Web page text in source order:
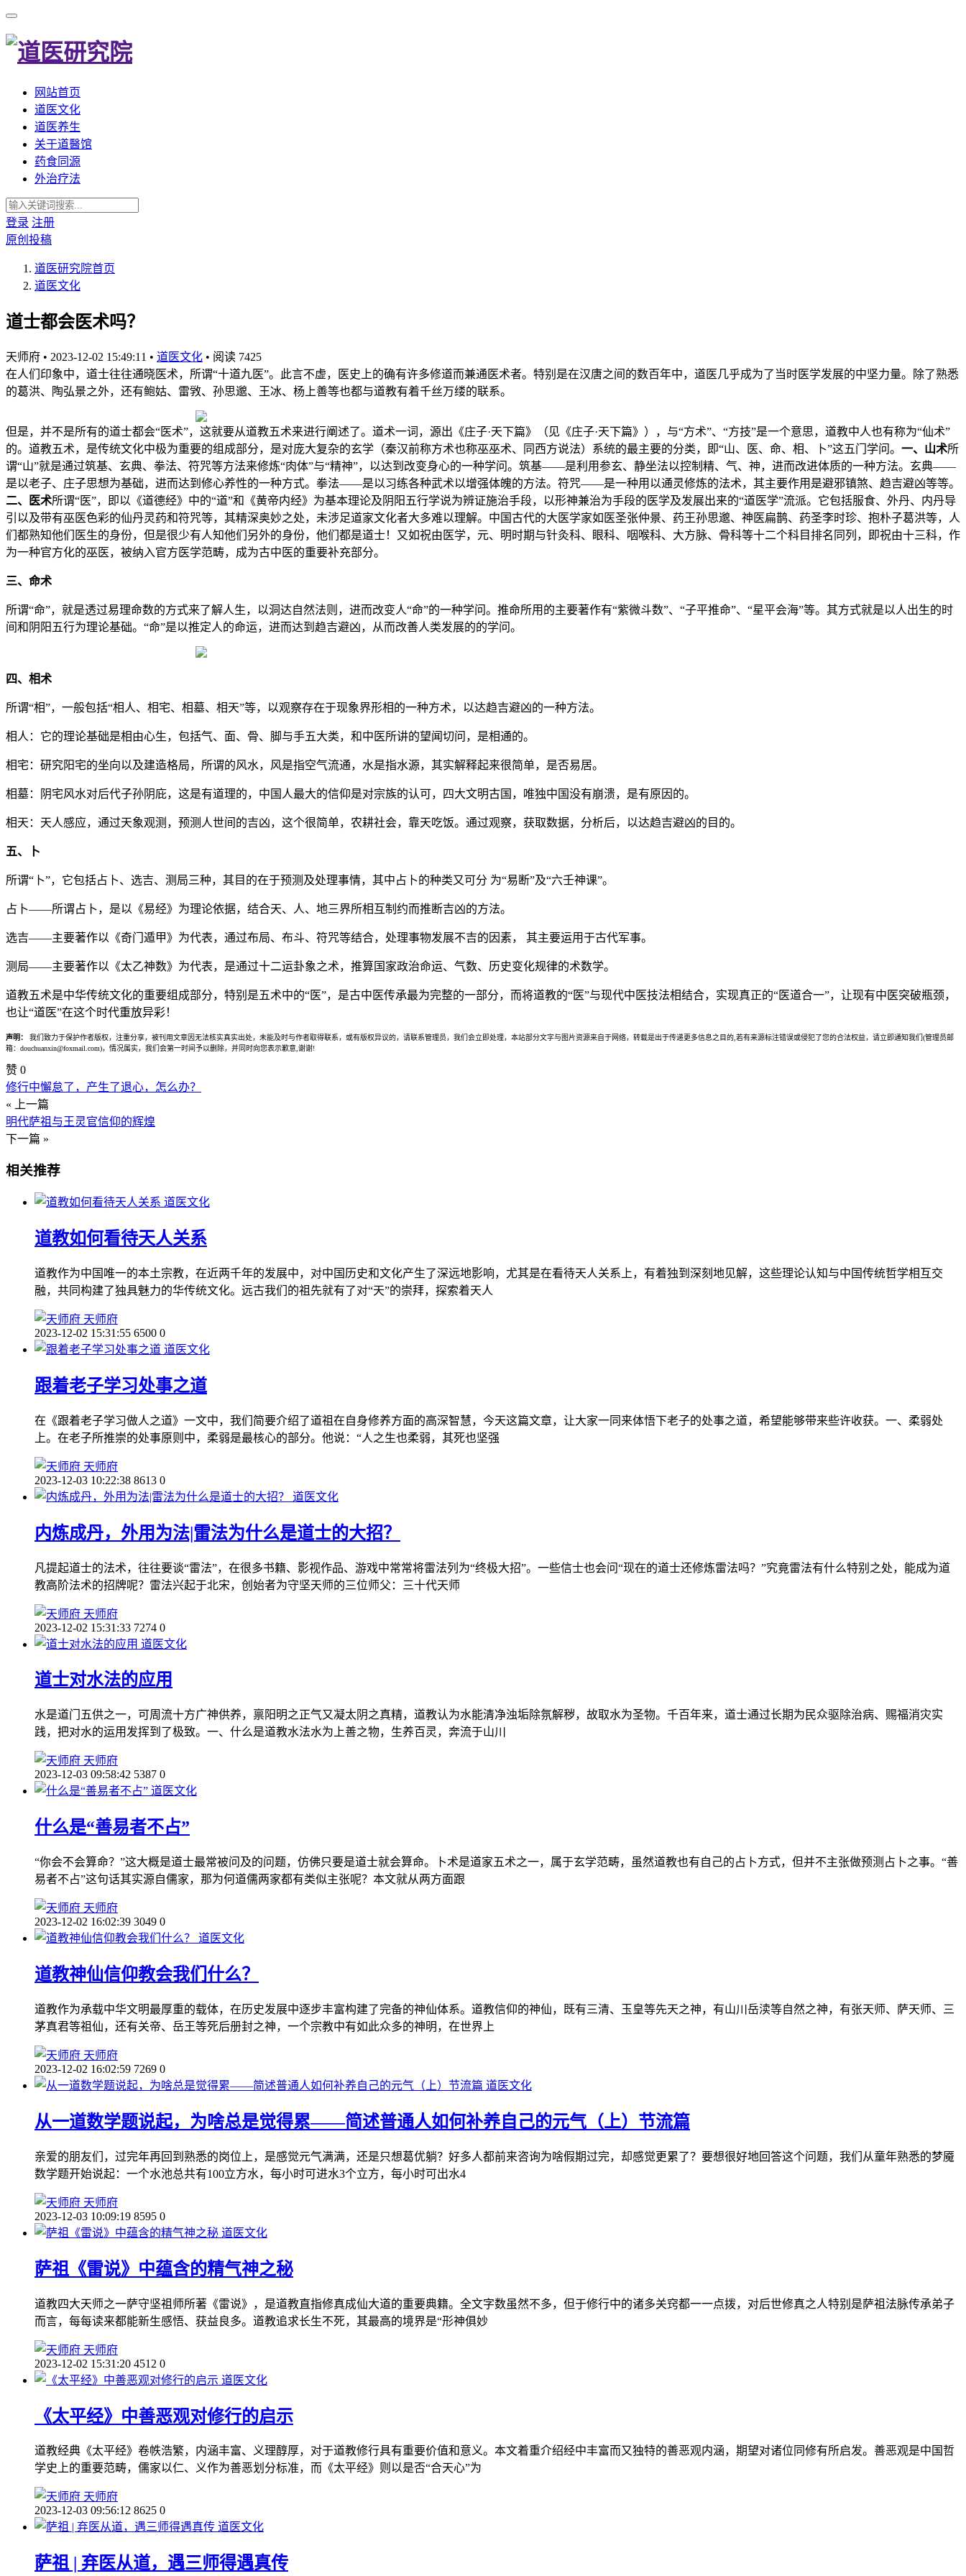
网站首页
道医文化
道医养生
关于道醫馆
药食同源
外治疗法
登录 注册
原创投稿
道医研究院首页
道医文化
道士都会医术吗？
天师府 • 2023-12-02 15:49:11 • 道医文化 • 阅读 7425
在人们印象中，道士往往通晓医术，所谓“十道九医”。此言不虚，医史上的确有许多修道而兼通医术者。特别是在汉唐之间的数百年中，道医几乎成为了当时医学发展的中坚力量。除了熟悉
的葛洪、陶弘景之外，还有鲍姑、雷敩、孙思邈、王冰、杨上善等也都与道教有着千丝万缕的联系。
但是，并不是所有的道士都会“医术”，这就要从道教五术来进行阐述了。道术一词，源出《庄子·天下篇》（见《庄子·天下篇》），与“方术”、“方技”是一个意思，道教中人也有称为“仙术”
的。道教五术，是传统文化中极为重要的组成部分，是对庞大复杂的玄学（秦汉前称方术也称巫巫术、同西方说法）系统的最主要的分类，即“山、医、命、相、卜”这五门学问。 一、山术所
谓“山”就是通过筑基、玄典、拳法、符咒等方法来修炼“肉体”与“精神”，以达到改变身心的一种学问。筑基——是利用参玄、静坐法以控制精、气、神，进而改进体质的一种方法。玄典——
是以老子、庄子思想为基础，进而达到修心养性的一种方式。拳法——是以习练各种武术以增强体魄的方法。符咒——是一种用以通灵修炼的法术，其主要作用是避邪镇煞、趋吉避凶等等。
二、医术所谓“医”，即以《道德经》中的“道”和《黄帝内经》为基本理论及阴阳五行学说为辨证施治手段，以形神兼治为手段的医学及发展出来的“道医学”流派。它包括服食、外丹、内丹导
引以及带有巫医色彩的仙丹灵药和符咒等，其精深奥妙之处，未涉足道家文化者大多难以理解。中国古代的大医学家如医圣张仲景、药王孙思邈、神医扁鹊、药圣李时珍、抱朴子葛洪等，人
们都熟知他们医生的身份，但是很少有人知他们另外的身份，他们都是道士！又如祝由医学，元、明时期与针灸科、眼科、咽喉科、大方脉、骨科等十二个科目排名同列，即祝由十三科，作
为一种官方化的巫医，被纳入官方医学范畴，成为古中医的重要补充部分。
三、命术
所谓“命”，就是透过易理命数的方式来了解人生，以洞达自然法则，进而改变人“命”的一种学问。推命所用的主要著作有“紫微斗数”、“子平推命”、“星平会海”等。其方式就是以人出生的时
间和阴阳五行为理论基础。“命”是以推定人的命运，进而达到趋吉避凶，从而改善人类发展的的学问。
四、相术
所谓“相”，一般包括“相人、相宅、相墓、相天”等，以观察存在于现象界形相的一种方术，以达趋吉避凶的一种方法。
相人：它的理论基础是相由心生，包括气、面、骨、脚与手五大类，和中医所讲的望闻切问，是相通的。
相宅：研究阳宅的坐向以及建造格局，所谓的风水，风是指空气流通，水是指水源，其实解释起来很简单，是否易居。
相墓：阴宅风水对后代子孙阴庇，这是有道理的，中国人最大的信仰是对宗族的认可，四大文明古国，唯独中国没有崩溃，是有原因的。
相天：天人感应，通过天象观测，预测人世间的吉凶，这个很简单，农耕社会，靠天吃饭。通过观察，获取数据，分析后，以达趋吉避凶的目的。
五、卜
所谓“卜”，它包括占卜、选吉、测局三种，其目的在于预测及处理事情，其中占卜的种类又可分 为“易断”及“六壬神课”。
占卜——所谓占卜，是以《易经》为理论依据，结合天、人、地三界所相互制约而推断吉凶的方法。
选吉——主要著作以《奇门遁甲》为代表，通过布局、布斗、符咒等结合，处理事物发展不吉的因素， 其主要运用于古代军事。
测局——主要著作以《太乙神数》为代表，是通过十二运卦象之术，推算国家政治命运、气数、历史变化规律的术数学。
道教五术是中华传统文化的重要组成部分，特别是五术中的“医”，是古中医传承最为完整的一部分，而将道教的“医”与现代中医技法相结合，实现真正的“医道合一”，让现有中医突破瓶颈，
也让“道医”在这个时代重放异彩！
声明：
我们致力于保护作者版权，注重分享，被刊用文章因无法核实真实出处，未能及时与作者取得联系，或有版权异议的，请联系管理员，我们会立即处理，本站部分文字与图片资源来自于网络，转载是出于传递更多信息之目的,若有来源标注错误或侵犯了您的合法权益，请立即通知我们(管理员邮
箱：douchuanxin@foxmail.com)，情况属实，我们会第一时间予以删除，并同时向您表示歉意,谢谢!
赞 0
修行中懈怠了，产生了退心，怎么办？
« 上一篇
明代萨祖与王灵官信仰的辉煌
下一篇 »
相关推荐
道医文化
道教如何看待天人关系
道教作为中国唯一的本土宗教，在近两千年的发展中，对中国历史和文化产生了深远地影响，尤其是在看待天人关系上，有着独到深刻地见解，这些理论认知与中国传统哲学相互交
融，共同构建了独具魅力的华传统文化。远古我们的祖先就有了对“天”的崇拜，探索着天人
天师府
2023-12-02 15:31:55 6500 0
道医文化
跟着老子学习处事之道
在《跟着老子学习做人之道》一文中，我们简要介绍了道祖在自身修养方面的高深智慧，今天这篇文章，让大家一同来体悟下老子的处事之道，希望能够带来些许收获。一、柔弱处
上。在老子所推崇的处事原则中，柔弱是最核心的部分。他说：“人之生也柔弱，其死也坚强
天师府
2023-12-03 10:22:38 8613 0
道医文化
内炼成丹，外用为法|雷法为什么是道士的大招？
凡提起道士的法术，往往要谈“雷法”，在很多书籍、影视作品、游戏中常常将雷法列为“终极大招”。一些信士也会问“现在的道士还修炼雷法吗？”究竟雷法有什么特别之处，能成为道
教高阶法术的招牌呢？雷法兴起于北宋，创始者为守坚天师的三位师父：三十代天师
天师府
2023-12-02 15:31:33 7274 0
道医文化
道士对水法的应用
水是道门五供之一，可周流十方广神供养，禀阳明之正气又凝太阴之真精，道教认为水能清净浊垢除氛解秽，故取水为圣物。千百年来，道士通过长期为民众驱除治病、赐福消灾实
践，把对水的运用发挥到了极致。一、什么是道教水法水为上善之物，生养百灵，奔流于山川
天师府
2023-12-03 09:58:42 5387 0
道医文化
什么是“善易者不占”
“你会不会算命？”这大概是道士最常被问及的问题，仿佛只要是道士就会算命。卜术是道家五术之一，属于玄学范畴，虽然道教也有自己的占卜方式，但并不主张做预测占卜之事。“善
易者不占”这句话其实源自儒家，那为何道儒两家都有类似主张呢？本文就从两方面跟
天师府
2023-12-02 16:02:39 3049 0
道医文化
道教神仙信仰教会我们什么？
道教作为承载中华文明最厚重的载体，在历史发展中逐步丰富构建了完备的神仙体系。道教信仰的神仙，既有三清、玉皇等先天之神，有山川岳渎等自然之神，有张天师、萨天师、三
茅真君等祖仙，还有关帝、岳王等死后册封之神，一个宗教中有如此众多的神明，在世界上
天师府
2023-12-02 16:02:59 7269 0
道医文化
从一道数学题说起，为啥总是觉得累——简述普通人如何补养自己的元气（上）节流篇
亲爱的朋友们，过完年再回到熟悉的岗位上，是感觉元气满满，还是只想葛优躺？好多人都前来咨询为啥假期过完，却感觉更累了？要想很好地回答这个问题，我们从童年熟悉的梦魇
数学题开始说起：一个水池总共有100立方水，每小时可进水3个立方，每小时可出水4
天师府
2023-12-03 10:09:19 8595 0
道医文化
萨祖《雷说》中蕴含的精气神之秘
道教四大天师之一萨守坚祖师所著《雷说》，是道教直指修真成仙大道的重要典籍。全文字数虽然不多，但于修行中的诸多关窍都一一点拨，对后世修真之人特别是萨祖法脉传承弟子
而言，每每读来都能新生感悟、获益良多。道教追求长生不死，其最高的境界是“形神俱妙
天师府
2023-12-02 15:31:20 4512 0
道医文化
《太平经》中善恶观对修行的启示
道教经典《太平经》卷帙浩繁，内涵丰富、义理醇厚，对于道教修行具有重要价值和意义。本文着重介绍经中丰富而又独特的善恶观内涵，期望对诸位同修有所启发。善恶观是中国哲
学史上的重要范畴，儒家以仁、义作为善恶划分标准，而《太平经》则以是否“合天心”为
天师府
2023-12-03 09:56:12 8625 0
道医文化
萨祖 | 弃医从道，遇三师得遇真传